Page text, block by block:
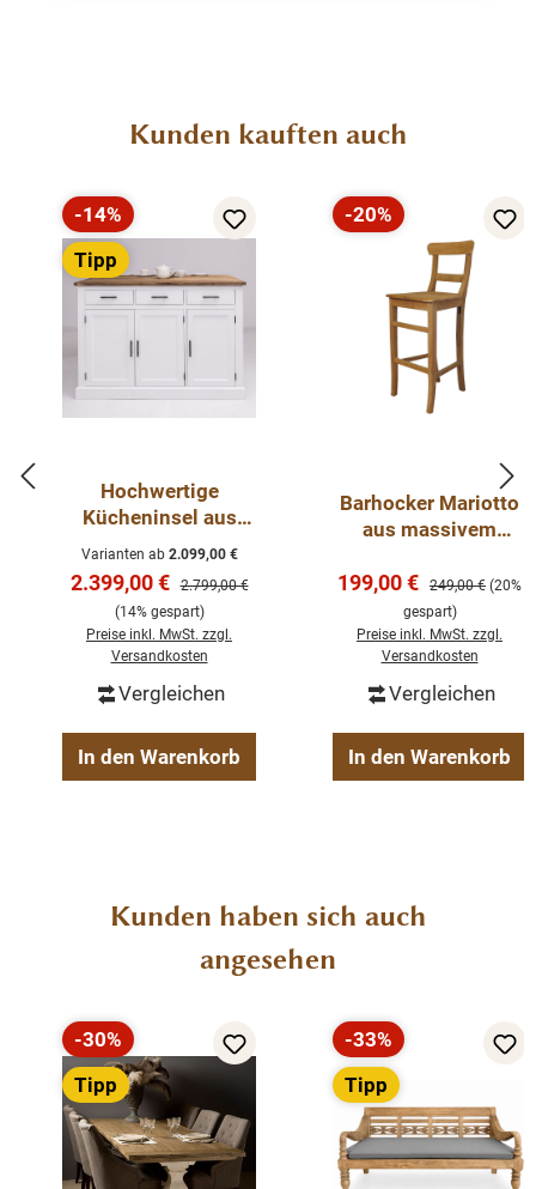
Produktgalerie überspringen
Kunden kauften auch
Rabatt
-14%
Tipp
Hochwertige
Kücheninsel aus
100% Massivholz -
Küchenschrank
Varianten ab2.099,00 €
Verkaufspreis:
2.399,00 € Regulärer Preis:
2.799,00 €
(14% gespart)
Preise inkl. MwSt. zzgl.
Versandkosten
Vergleichen
In den Warenkorb
Rabatt
-20%
Barhocker Mariotto
aus massivem
Verkaufspreis:
199,00 € Regulärer Preis:
249,00 € (20%
gespart)
Preise inkl. MwSt. zzgl.
Versandkosten
Vergleichen
In den Warenkorb
Produktgalerie überspringen
Kunden haben sich auch
angesehen
Rabatt
-30%
Tipp
Rabatt
-33%
Tipp